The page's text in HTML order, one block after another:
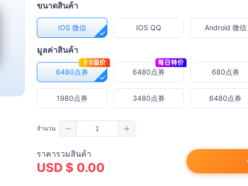
ขนาดสินค้า
IOS 微信 IOS QQ Android 微信
มูลค่าสินค้า
6480点券 6480点券 680点券
1980点券 3480点券 6480点券
จำนวน
ราคารวมสินค้า
USD $ 0.00